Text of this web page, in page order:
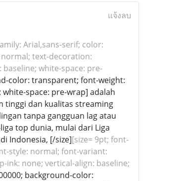
แจ้งลบ
Arial,sans-serif; color:
text-decoration:
white-space: pre-
color: transparent; font-weight:
space: pre-wrap] adalah
tinggi dan kualitas streaming
tanpa gangguan lag atau
top dunia, mulai dari Liga
Indonesia, [/size][size= 9pt; font-
style: normal; font-variant:
none; vertical-align: baseline;
background-color: